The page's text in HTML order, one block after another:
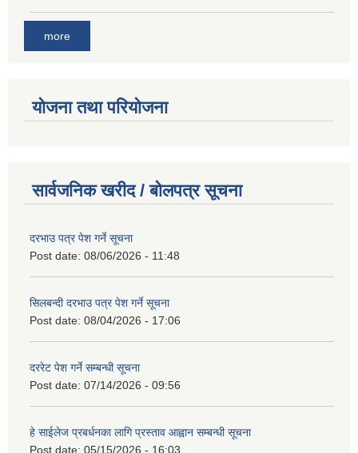
more
योजना तथा परियोजना
सार्वजनिक खरीद / बोलपत्र सूचना
दरभाउ पत्र पेश गर्ने सूचना
Post date: 08/06/2026 - 11:48
सिलबन्दी दरभाउ पत्र पेश गर्ने सूचना
Post date: 08/04/2026 - 17:06
दररेट पेश गर्ने सम्बन्धी सूचना
Post date: 07/14/2026 - 09:56
हे साईलेज प्रबर्धनका लागि प्रस्ताव आह्वान सम्बन्धी सूचना
Post date: 05/15/2026 - 16:03